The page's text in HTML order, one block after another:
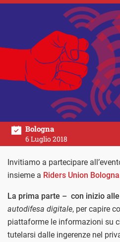
Bologna
6 Luglio 2018
Invitiamo a partecipare
insieme a Riders Union Bologna
La prima parte – con inizio
autodifesa digitale, per capire
piattaforme le informazioni su
tutelarsi dalle ingerenze nel